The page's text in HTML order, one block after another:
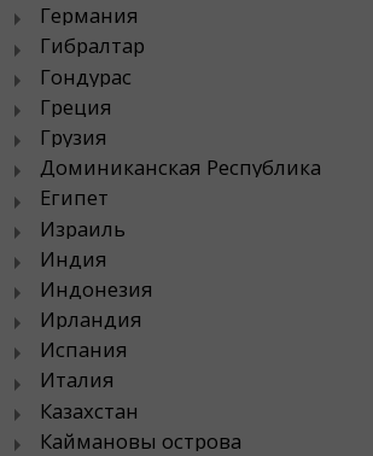
Германия
Гибралтар
Гондурас
Греция
Грузия
Доминиканская Республика
Египет
Израиль
Индия
Индонезия
Ирландия
Испания
Италия
Казахстан
Каймановы острова